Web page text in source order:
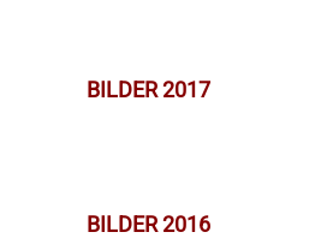
BILDER 2017
BILDER 2016